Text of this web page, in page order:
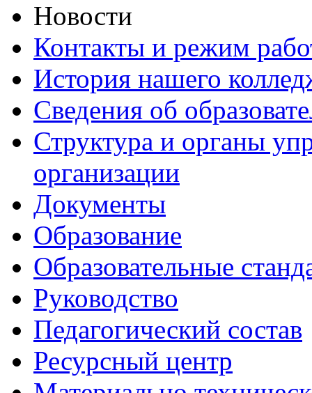
Новости
Контакты и режим
История нашего
Сведения об
Структура и органы
организации
Документы
Образование
Образовательные
Руководство
Педагогический состав
Ресурсный центр